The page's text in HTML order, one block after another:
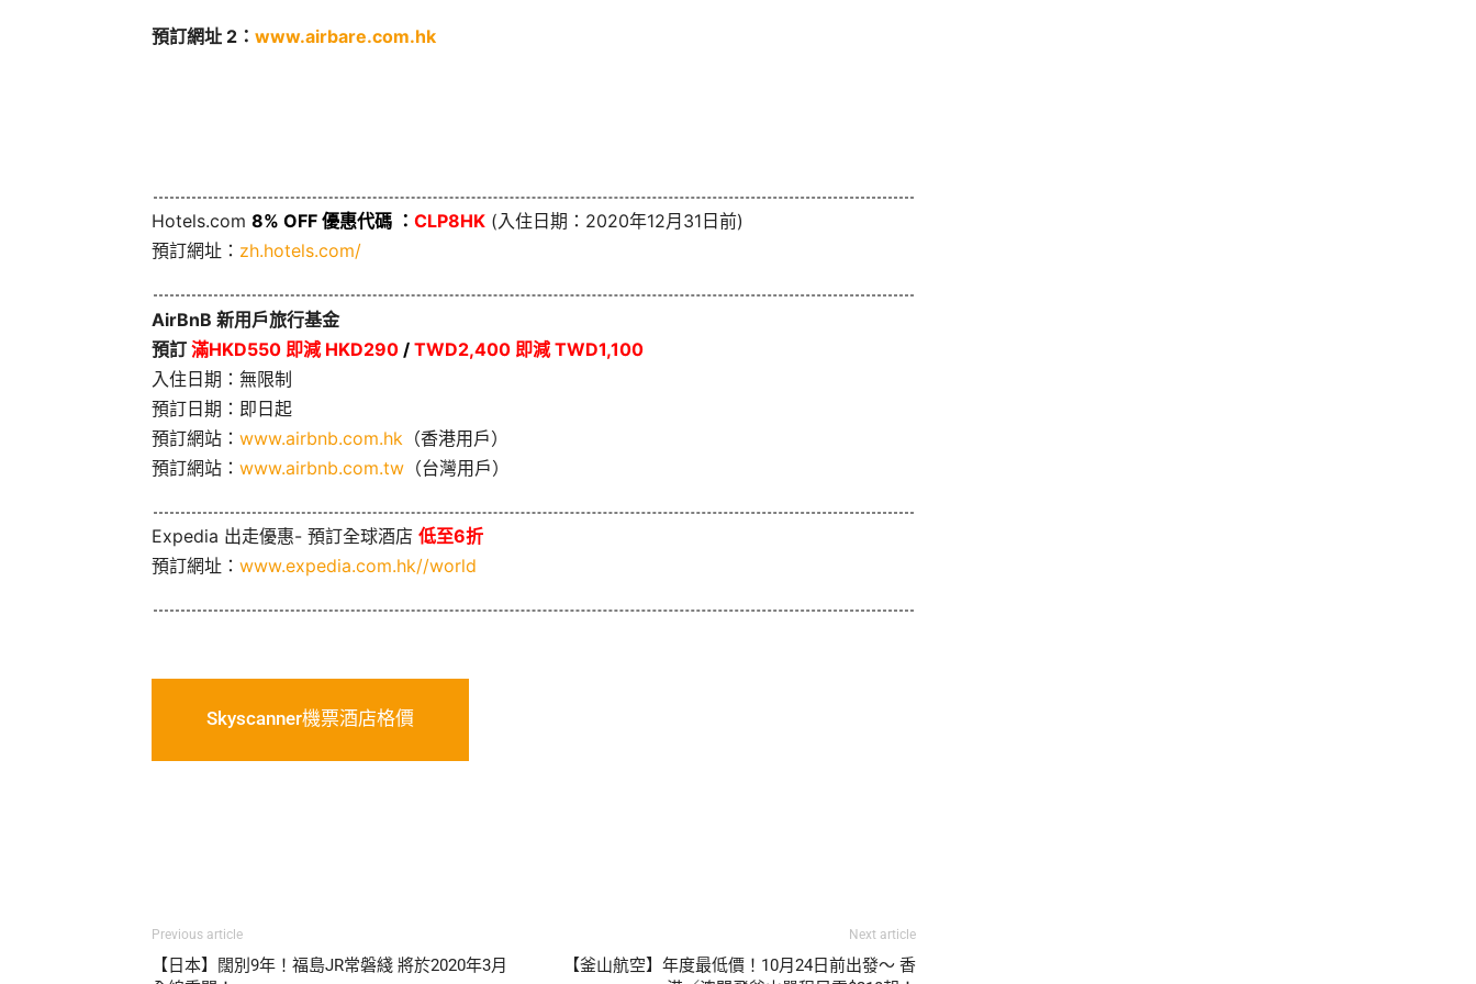
預訂網址 2： www.airbare.com.hk
Hotels.com 8% OFF 優惠代碼 ： CLP8HK (入住日期：2020年12月31日前)
預訂網址： zh.hotels.com/
AirBnB 新用戶旅行基金
預訂 滿HKD550 即減 HKD290 / TWD2,400 即減 TWD1,100
入住日期：無限制
預訂日期：即日起
預訂網站： www.airbnb.com.hk （香港用戶）
預訂網站： www.airbnb.com.tw （台灣用戶）
Expedia 出走優惠- 預訂全球酒店 低至6折
預訂網址： www.expedia.com.hk//world
Skyscanner機票酒店格價
Previous article
【日本】闊別9年！福島JR常磐綫 將於2020年3月
Next article
【釜山航空】年度最低價！10月24日前出發～ 香